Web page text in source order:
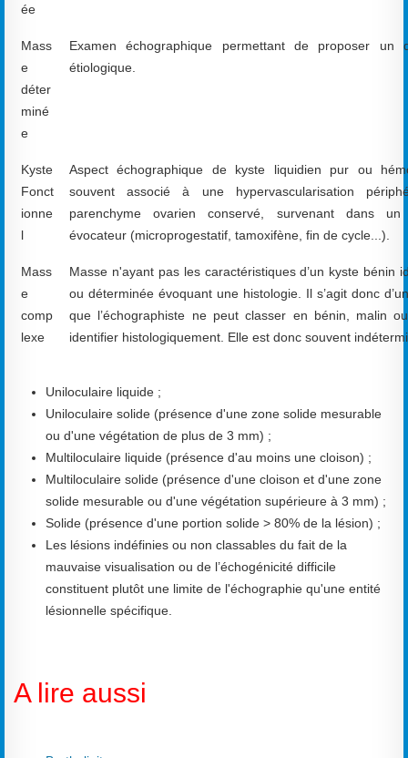
ée
Mass
e
déter
miné
e
Examen échographique permettant de proposer un
étiologique.
Kyste
Fonct
ionne
l
Aspect échographique de kyste liquidien pur ou
souvent associé à une hypervascularisation
parenchyme ovarien conservé, survenant dans un
évocateur (microprogestatif, tamoxifène, fin de cycle...).
Mass
e
comp
lexe
Masse n'ayant pas les caractéristiques d’un kyste bénin
ou déterminée évoquant une histologie. Il s’agit donc
que l’échographiste ne peut classer en bénin, malin
identifier histologiquement. Elle est donc souvent
Uniloculaire liquide ;
Uniloculaire solide (présence d'une zone solide mesurable
ou d'une végétation de plus de 3 mm) ;
Multiloculaire liquide (présence d'au moins une cloison) ;
Multiloculaire solide (présence d'une cloison et d'une zone
solide mesurable ou d'une végétation supérieure à 3 mm) ;
Solide (présence d'une portion solide > 80% de la lésion) ;
Les lésions indéfinies ou non classables du fait de la
mauvaise visualisation ou de l’échogénicité difficile
constituent plutôt une limite de l'échographie qu'une entité
lésionnelle spécifique.
A lire aussi